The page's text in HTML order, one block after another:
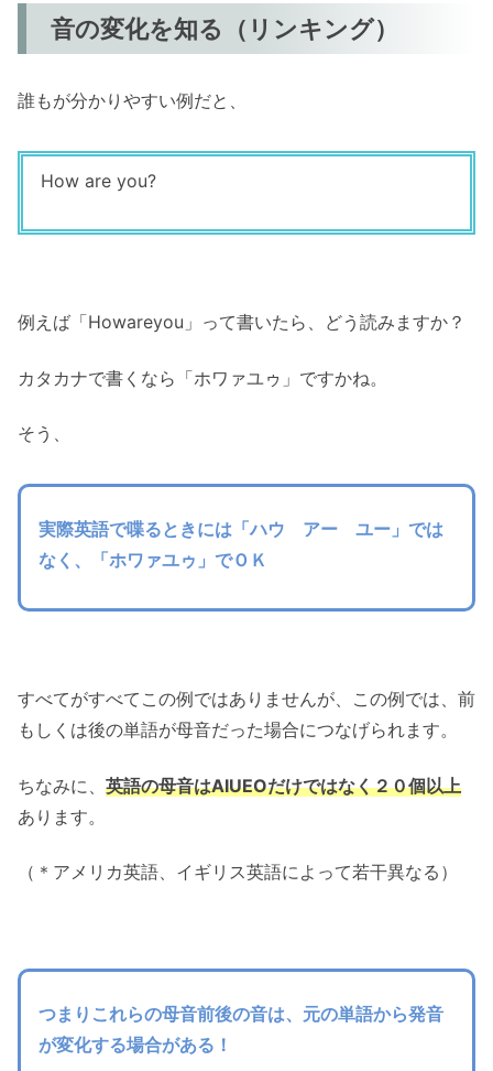
音の変化を知る（リンキング）
誰もが分かりやすい例だと、
How are you?
例えば「Howareyou」って書いたら、どう読みますか？
カタカナで書くなら「ホワァユゥ」ですかね。
そう、
実際英語で喋るときには「ハウ アー ユー」では
なく、「ホワァユゥ」でＯＫ
すべてがすべてこの例ではありませんが、この例では、前
もしくは後の単語が母音だった場合につなげられます。
ちなみに、 英語の母音はAIUEOだけではなく２０個以上
あります。
（＊アメリカ英語、イギリス英語によって若干異なる）
つまりこれらの母音前後の音は、元の単語から発音
が変化する場合がある！